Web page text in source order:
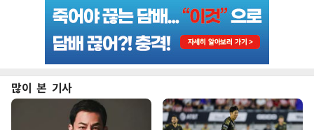
많이 본 기사